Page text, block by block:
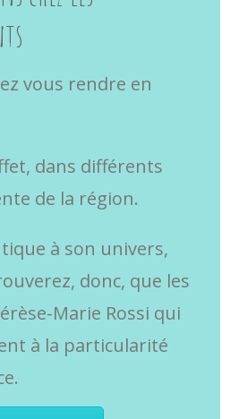
vous rendre en
dans différents
de la région.
à son univers,
donc, que les
Marie Rossi qui
à la particularité